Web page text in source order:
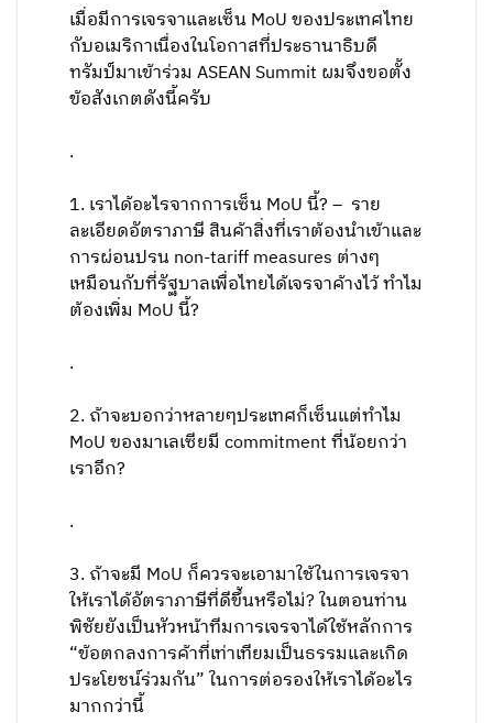
เมื่อมีการเจรจาและเซ็น MoU ของประเทศไทย
กับอเมริกาเนื่องในโอกาสที่ประธานาธิบดี
ทรัมป์มาเข้าร่วม ASEAN Summit ผมจึงขอตั้ง
ข้อสังเกตดังนี้ครับ
.
1. เราได้อะไรจากการเซ็น MoU นี้? – ราย
ละเอียดอัตราภาษี สินค้าสิ่งที่เราต้องนำเข้าและ
การผ่อนปรน non-tariff measures ต่างๆ
เหมือนกับที่รัฐบาลเพื่อไทยได้เจรจาค้างไว้ ทำไม
ต้องเพิ่ม MoU นี้?
.
2. ถ้าจะบอกว่าหลายๆประเทศก็เซ็นแต่ทำไม
MoU ของมาเลเซียมี commitment ที่น้อยกว่า
เราอีก?
.
3. ถ้าจะมี MoU ก็ควรจะเอามาใช้ในการเจรจา
ให้เราได้อัตราภาษีที่ดีขึ้นหรือไม่? ในตอนท่าน
พิชัยยังเป็นหัวหน้าทีมการเจรจาได้ใช้หลักการ
“ข้อตกลงการค้าที่เท่าเทียมเป็นธรรมและเกิด
ประโยชน์ร่วมกัน” ในการต่อรองให้เราได้อะไร
มากกว่านี้